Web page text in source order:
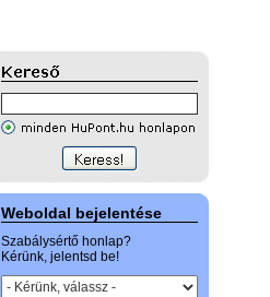
Weboldal bejelentése
Szabálysértő honlap?
Kérünk, jelentsd be!